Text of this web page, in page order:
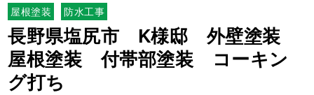
屋根塗装
防水工事
長野県塩尻市 K様邸 外壁塗装
屋根塗装 付帯部塗装 コーキン
グ打ち